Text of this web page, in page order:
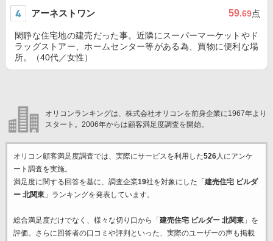
アーネストワン 59.69点
閑静な住宅地の建売だった事。近隣にスーパーマーケットやド
ラッグストアー、ホームセンター等がある為、買物に便利な場
所。（40代／女性）
オリコンランキングは、株式会社オリコンを前身企業に1967年より
スタート。2006年からは顧客満足度調査を開始。
オリコン顧客満足度調査では、実際にサービスを利用した526人にアンケ
ート調査を実施。
満足度に関する回答を基に、調査企業19社を対象にした「 建売住宅 ビルダ
ー 北関東」ランキングを発表しています。
総合満足度だけでなく、様々な切り口から「 建売住宅 ビルダー 北関東」を
評価。さらに回答者の口コミや評判といった、実際のユーザーの声も掲載